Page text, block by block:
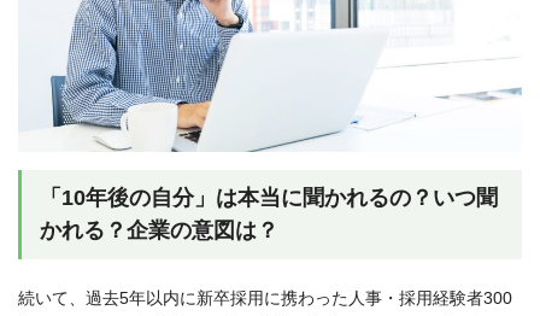
「10年後の自分」は本当に聞かれるの？いつ聞
かれる？企業の意図は？
続いて、過去5年以内に新卒採用に携わった人事・採用経験者300